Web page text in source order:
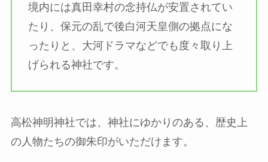
境内には真田幸村の念持仏が安置されてい
たり、保元の乱で後白河天皇側の拠点にな
ったりと、大河ドラマなどでも度々取り上
げられる神社です。
高松神明神社では、神社にゆかりのある、歴史上
の人物たちの御朱印がいただけます。